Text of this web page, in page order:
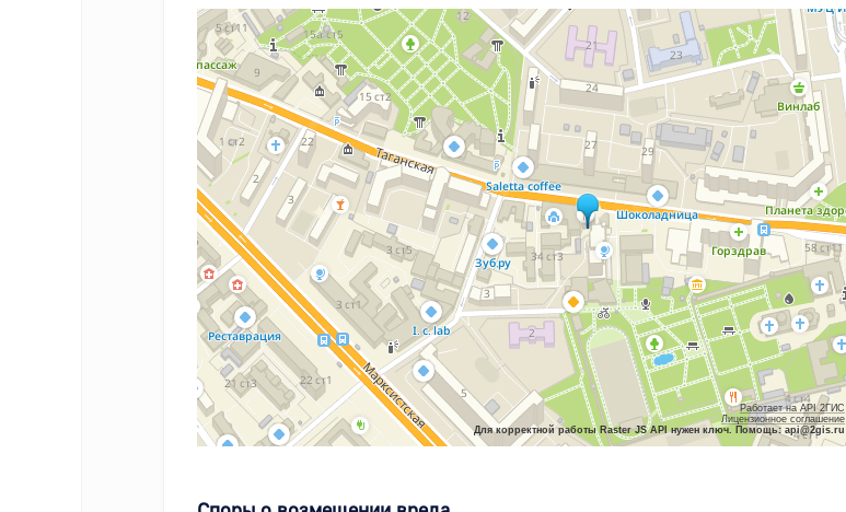
Работает на API 2ГИС
Лицензионное соглашение
Для корректной работы Raster JS API нужен ключ. Помощь: api@2gis.ru